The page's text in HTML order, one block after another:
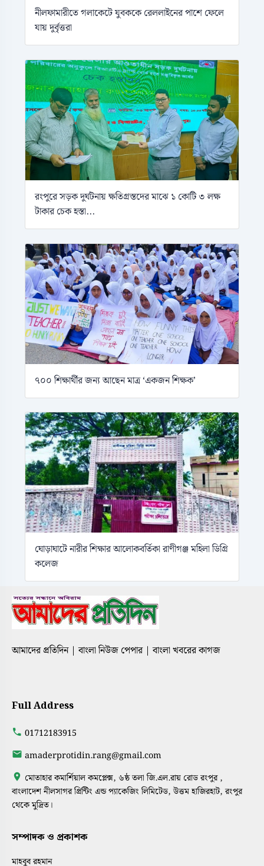
নীলফামারীতে গলাকেটে যুবককে রেললাইনের পাশে ফেলে
যায় দুর্বৃত্তরা
রংপুরে সড়ক দুর্ঘটনায় ক্ষতিগ্রস্তদের মাঝে ১ কোটি ৩ লক্ষ
টাকার চেক হস্তা...
৭০০ শিক্ষার্থীর জন্য আছেন মাত্র ‘একজন শিক্ষক’
ঘোড়াঘাটে নারীর শিক্ষার আলোকবর্তিকা রাণীগঞ্জ মহিলা ডিগ্রি
কলেজ
আমাদের প্রতিদিন | বাংলা নিউজ পেপার | বাংলা খবরের কাগজ
Full Address
01712183915
amaderprotidin.rang@gmail.com
মোতাহার কমার্শিয়াল কমপ্লেক্স, ৬ষ্ঠ তলা জি.এল.রায় রোড রংপুর ,
বাংলাদেশ নীলসাগর প্রিন্টিং এন্ড প্যাকেজিং লিমিটেড, উত্তম হাজিরহাট, রংপুর
থেকে মুদ্রিত।
সম্পাদক ও প্রকাশক
মাহবুব রহমান